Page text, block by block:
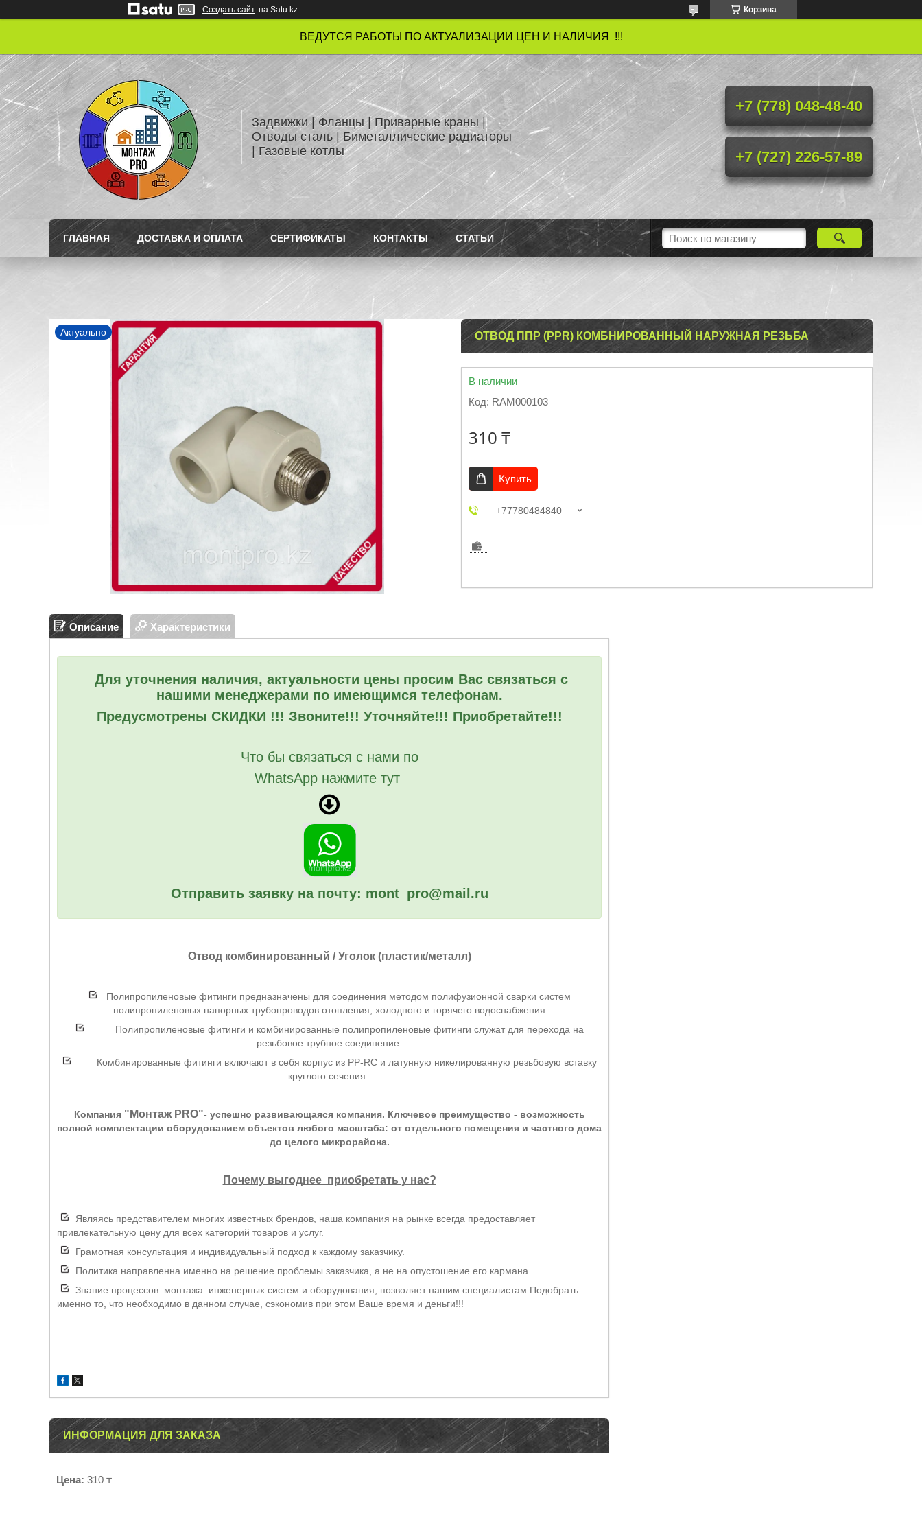
Создать сайт на Satu.kz Корзина
ВЕДУТСЯ РАБОТЫ ПО АКТУАЛИЗАЦИИ ЦЕН И НАЛИЧИЯ !!!
Задвижки | Фланцы | Приварные краны |
Отводы сталь | Биметаллические радиаторы
| Газовые котлы
+7 (778) 048-48-40
+7 (727) 226-57-89
ГЛАВНАЯ ДОСТАВКА И ОПЛАТА СЕРТИФИКАТЫ КОНТАКТЫ СТАТЬИ
Актуально ОТВОД ППР (PPR) КОМБНИРОВАННЫЙ НАРУЖНАЯ РЕЗЬБА
В наличии
Код: RAM000103
310 ₸
Купить
+77780484840
Описание Характеристики
Для уточнения наличия, актуальности цены просим Вас связаться с
нашими менеджерами по имеющимся телефонам.
Предусмотрены СКИДКИ !!! Звоните!!! Уточняйте!!! Приобретайте!!!
Что бы связаться с нами по
WhatsApp нажмите тут
Отправить заявку на почту: mont_pro@mail.ru
Отвод комбинированный / Уголок (пластик/металл)
Полипропиленовые фитинги предназначены для соединения методом полифузионной сварки систем
полипропиленовых напорных трубопроводов отопления, холодного и горячего водоснабжения
Полипропиленовые фитинги и комбинированные полипропиленовые фитинги служат для перехода на
резьбовое трубное соединение.
Комбинированные фитинги включают в себя корпус из PP-RС и латунную никелированную резьбовую вставку
круглого сечения.
Компания "Монтаж PRO"- успешно развивающаяся компания. Ключевое преимущество - возможность
полной комплектации оборудованием объектов любого масштаба: от отдельного помещения и частного дома
до целого микрорайона.
Почему выгоднее приобретать у нас?
Являясь представителем многих известных брендов, наша компания на рынке всегда предоставляет
привлекательную цену для всех категорий товаров и услуг.
Грамотная консультация и индивидуальный подход к каждому заказчику.
Политика направленна именно на решение проблемы заказчика, а не на опустошение его кармана.
Знание процессов монтажа инженерных систем и оборудования, позволяет нашим специалистам Подобрать
именно то, что необходимо в данном случае, сэкономив при этом Ваше время и деньги!!!
ИНФОРМАЦИЯ ДЛЯ ЗАКАЗА
Цена: 310 ₸